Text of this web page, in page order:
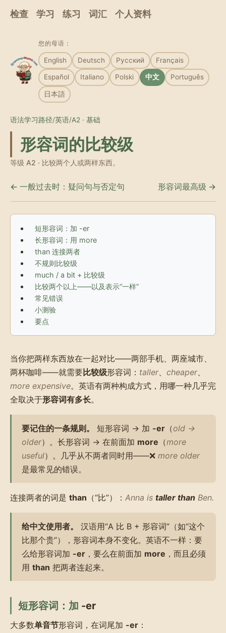
检查 学习 练习 词汇 个人资料
您的母语：
English Deutsch Русский Français
Español Italiano Polski 中文 Português
日本語
语法学习路径/英语/A2 · 基础
形容词的比较级
等级 A2 · 比较两个人或两样东西。
← 一般过去时：疑问句与否定句 形容词最高级 →
短形容词：加 -er
长形容词：用 more
than 连接两者
不规则比较级
much / a bit + 比较级
比较两个以上——以及表示“一样”
常见错误
小测验
要点
当你把两样东西放在一起对比——两部手机、两座城市、
两杯咖啡——就需要比较级形容词： taller、 cheaper、
more expensive。英语有两种构成方式，用哪一种几乎完
全取决于形容词有多长。
要记住的一条规则。 短形容词 → 加 -er （old →
older）。长形容词 → 在前面加 more （more
useful）。几乎从不两者同时用——❌ more older
是最常见的错误。
连接两者的词是 than （“比”）： Anna is taller than Ben.
给中文使用者。
汉语用“A 比 B + 形容词”（如“这个
比那个贵”），形容词本身不变化。英语不一样：要
么给形容词加 -er ，要么在前面加 more ，而且必须
用 than 把两者连起来。
短形容词：加 -er
大多数单音节形容词，在词尾加 -er ：